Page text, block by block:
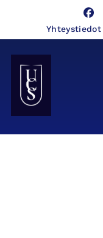
Yhteystiedot
Seinäjoen Yliopistokeskus UCSin etusivulle